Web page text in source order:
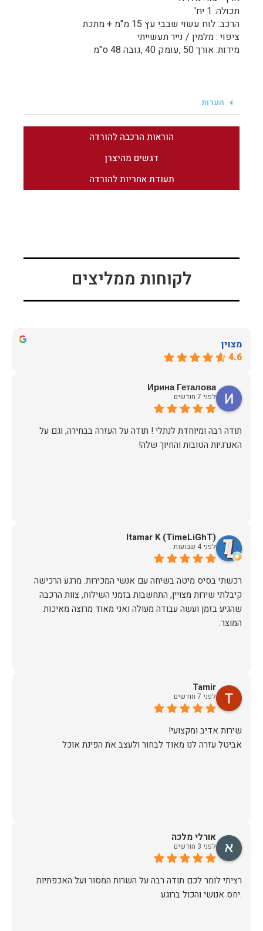
תכולה: 1 יח'
הרכב: לוח עשוי שבבי עץ 15 מ"מ + מתכת
ציפוי : מלמין / נייר תעשייתי
מידות: אורך 50 ,עומק 40 ,גובה 48 ס"מ
הערות
הוראות הרכבה להורדה
דגשים מהיצרן
תעודת אחריות להורדה
לקוחות ממליצים
מצוין
4.6
Ирина Геталова
לפני 7 חודשים
​תודה רבה ומיוחדת לנתלי ! תודה על העזרה בבחירה, וגם על
האנרגיות הטובות והחיוך שלה!
Itamar K (TimeLiGhT)
לפני 4 שבועות
רכשתי בסיס מיטה בשיחה עם אנשי המכירות. מרגע הרכישה
קיבלתי שירות מצויין, התחשבות בזמני השילוח, צוות הרכבה
שהגיע בזמן ועשה עבודה מעולה ואני מאוד מרוצה מאיכות
המוצר.
Tamir
לפני 7 חודשים
אביטל עזרה לנו מאוד לבחור ולעצב את הפינת אוכל
אורלי מלכה
לפני 3 חודשים
רציתי לומר לכם תודה רבה על השרות המסור ועל האכפתיות
.יחס אנושי והכול ברוגע